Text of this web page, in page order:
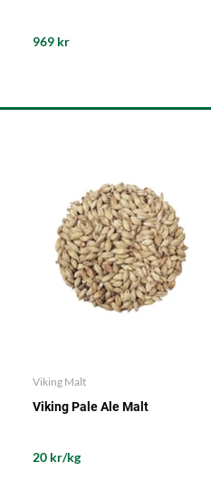
969 kr
Viking Malt
Viking Pale Ale Malt
20 kr/kg